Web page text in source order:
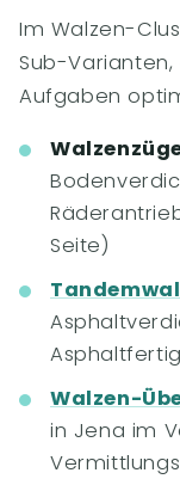
Im Walzen-
Sub-
Aufgaben
Seite)
Walzen-
in Jena im